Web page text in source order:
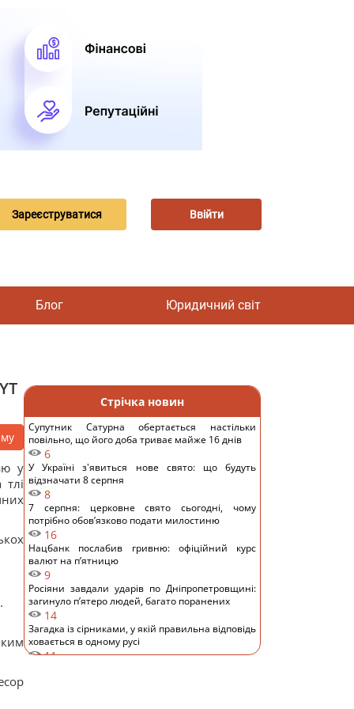
Зареєструватися Ввійти
Блог Юридичний світ
у
Стрічка новин
Супутник Сатурна обертається настільки
повільно, що його доба триває майже 16 днів
6
У Україні з'явиться нове свято: що будуть
відзначати 8 серпня
8
7 серпня: церковне свято сьогодні, чому
потрібно обов’язково подати милостиню
16
Нацбанк послабив гривню: офіційний курс
валют на п’ятницю
9
Росіяни завдали ударів по Дніпропетровщині:
загинуло пʼятеро людей, багато поранених
14
Загадка із сірниками, у якій правильна відповідь
ховається в одному русі
11